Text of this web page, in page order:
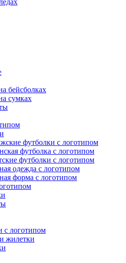
бейсболках
сумках
футболки с логотипом
футболка с логотипом
футболки с логотипом
одежда с логотипом
форма с логотипом
с логотипом
жилетки